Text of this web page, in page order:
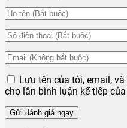
Lưu tên của tôi, email,
cho lần bình luận kế tiếp